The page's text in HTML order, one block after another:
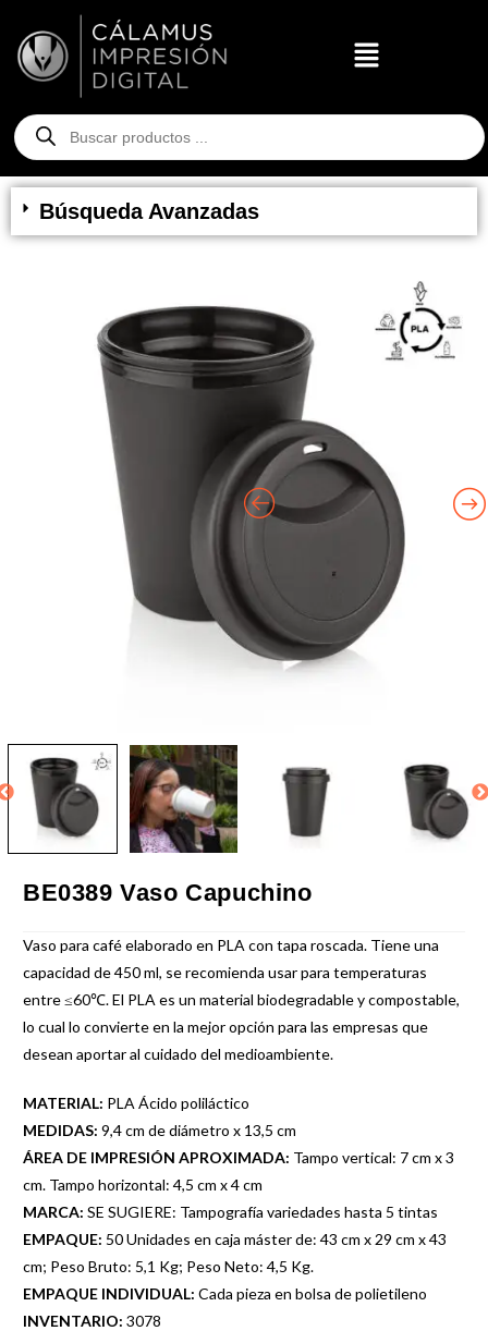
Búsqueda Avanzadas
BE0389 Vaso Capuchino
Vaso para café elaborado en PLA con tapa roscada. Tiene una
capacidad de 450 ml, se recomienda usar para temperaturas
entre ≤60℃. El PLA es un material biodegradable y compostable,
lo cual lo convierte en la mejor opción para las empresas que
desean aportar al cuidado del medioambiente.
MATERIAL: PLA Ácido poliláctico
MEDIDAS: 9,4 cm de diámetro x 13,5 cm
ÁREA DE IMPRESIÓN APROXIMADA: Tampo vertical: 7 cm x 3
cm. Tampo horizontal: 4,5 cm x 4 cm
MARCA: SE SUGIERE: Tampografía variedades hasta 5 tintas
EMPAQUE: 50 Unidades en caja máster de: 43 cm x 29 cm x 43
cm; Peso Bruto: 5,1 Kg; Peso Neto: 4,5 Kg.
EMPAQUE INDIVIDUAL: Cada pieza en bolsa de polietileno
INVENTARIO: 3078